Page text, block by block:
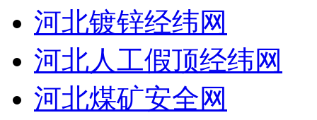
河北镀锌经纬网
河北人工假顶经纬网
河北煤矿安全网